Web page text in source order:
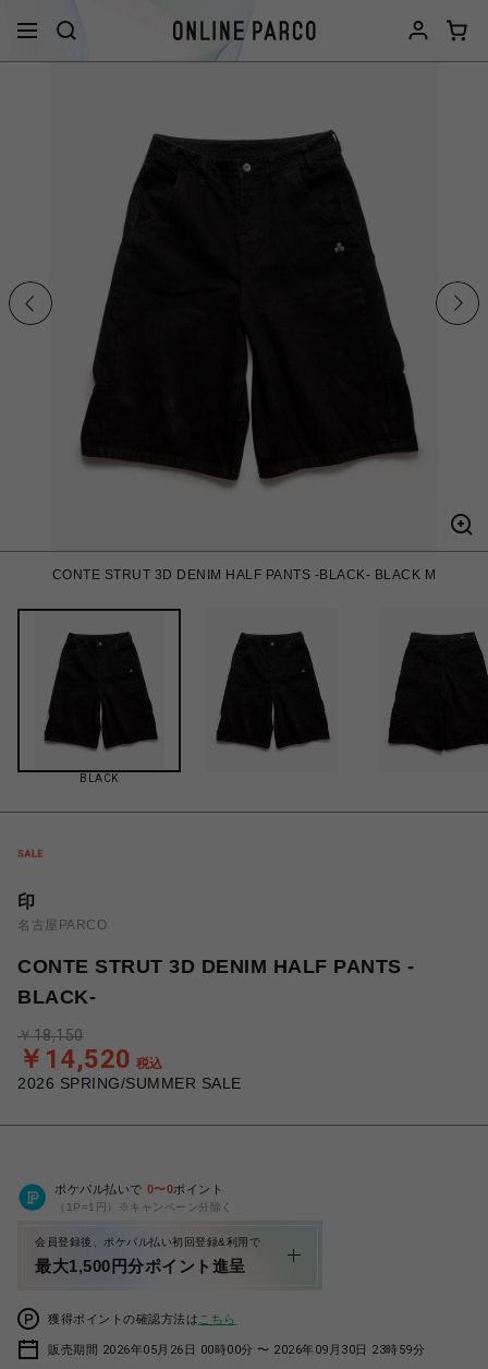
CONTE STRUT 3D DENIM HALF PANTS -BLACK- BLACK M
BLACK
印
名古屋PARCO
CONTE STRUT 3D DENIM HALF PANTS -
BLACK-
2026 SPRING/SUMMER SALE
￥14,520 税込
￥18,150
ポケパル払いで 0〜0ポイント
（1P=1円）※キャンペーン分除く
会員登録後、ポケパル払い初回登録&利用で
最大1,500円分ポイント進呈
獲得ポイントの確認方法は こちら
販売期間 2026年05月26日 00時00分 〜 2026年09月30日 23時59分